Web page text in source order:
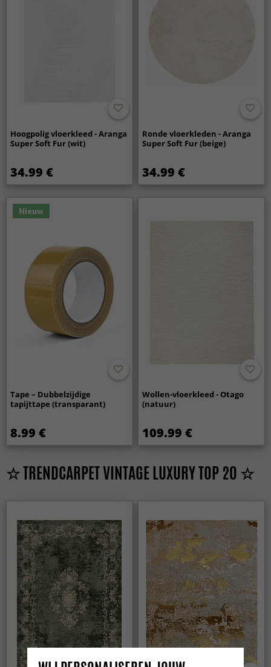
Hoogpolig vloerkleed - Aranga
Super Soft Fur (wit)
34.99 €
Ronde vloerkleden - Aranga
Super Soft Fur (beige)
34.99 €
Nieuw
Tape – Dubbelzijdige
tapijttape (transparant)
8.99 €
Wollen-vloerkleed - Otago
(natuur)
109.99 €
☆ TRENDCARPET VINTAGE LUXURY TOP 20 ☆